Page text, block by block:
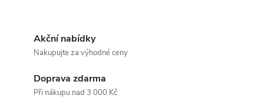
Akční nabídky
Nakupujte za výhodné ceny
Doprava zdarma
Při nákupu nad 3 000 Kč